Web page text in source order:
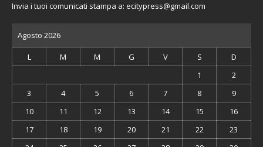
Invia i tuoi comunicati stampa a: ecitypress@gmail.com
Agosto 2026
L M M G V S
D
1
2
3
4 5 6 7 8
9
10
11 12 13 14 15
16
17
18 19 20 21 22
23